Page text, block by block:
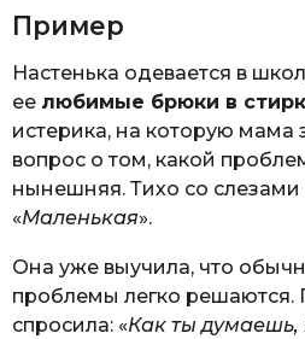
Пример
Настенька одевается в
ее любимые брюки в
истерика, на которую
вопрос о том, какой
нынешняя. Тихо со слезами
«Маленькая».
Она уже выучила, что
проблемы легко решаются.
спросила: «Как ты